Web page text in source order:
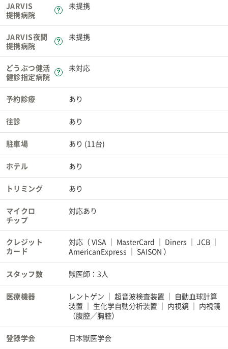
JARVIS
提携病院
未提携
JARVIS夜間
提携病院
未提携
どうぶつ健活
健診指定病院
未対応
予約診療 あり
往診 あり
駐車場 あり (11台)
ホテル あり
トリミング あり
マイクロ
チップ
対応あり
クレジット
カード
対応（VISA MasterCard Diners
JCB
AmericanExpress
SAISON ）
スタッフ数 獣医師：3人
医療機器 レントゲン 超音波検査装置
自動血球計算
装置
生化学自動分析装置 内視鏡
内視鏡
（腹腔／胸腔）
登録学会 日本獣医学会